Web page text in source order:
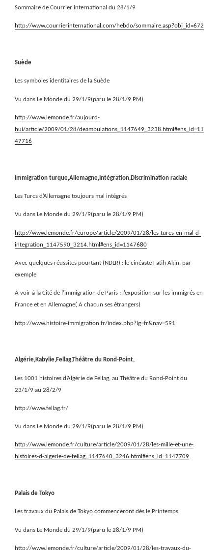
Sommaire de Courrier international du 28/1/9
http://www.courrierinternational.com/hebdo/sommaire.asp?obj_id=672
Suède
Les symboles identitaires de la Suède
Vu dans Le Monde du 29/1/9(paru le 28/1/9 PM)
http://www.lemonde.fr/aujourd-
hui/article/2009/01/28/deambulations_1147649_3238.html#ens_id=11
47716
Immigration turque,Allemagne,Intégration,Discrimination raciale
Les Turcs d’Allemagne toujours mal intégrés
Vu dans Le Monde du 29/1/9(paru le 28/1/9 PM)
http://www.lemonde.fr/europe/article/2009/01/28/les-turcs-en-mal-d-
integration_1147590_3214.html#ens_id=1147680
Avec quelques réussites pourtant (NDLR) : le cinéaste Fatih Akin, par
exemple
A voir à la Cité de l’immigration de Paris : l’exposition sur les immigrés en
France et en Allemagne( A chacun ses étrangers)
http://www.histoire-immigration.fr/index.php?lg=fr&nav=591
Algérie,Kabylie,Fellag,Théâtre du Rond-Point,
Les 1001 histoires d’Algérie de Fellag, au Théâtre du Rond-Point du
23/1/9 au 28/2/9
http://www.fellag.fr/
Vu dans Le Monde du 29/1/9(paru le 28/1/9 PM)
http://www.lemonde.fr/culture/article/2009/01/28/les-mille-et-une-
histoires-d-algerie-de-fellag_1147640_3246.html#ens_id=1147709
Palais de Tokyo
Les travaux du Palais de Tokyo commenceront dès le Printemps
Vu dans Le Monde du 29/1/9(paru le 28/1/9 PM)
http://www.lemonde.fr/culture/article/2009/01/28/les-travaux-du-